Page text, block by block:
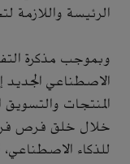
الرئيسة واللازمة
وبموجب مذكرة
الاصطناعي الجديد
المنتجات والتسويق
خلال خلق فرص
للذكاء الاصطناعي،